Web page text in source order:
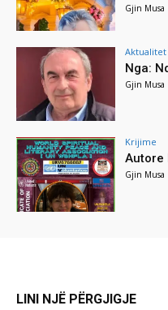
Gjin Musa
Aktualitet
Nga:
Gjin Musa
Krijime
Autore
Gjin Musa
LINI NJË PËRGJIGJE